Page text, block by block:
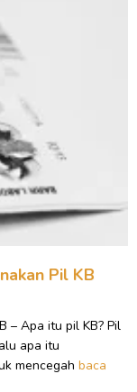
Pil KB
– Apa itu pil KB? Pil
apa itu
mencegah baca